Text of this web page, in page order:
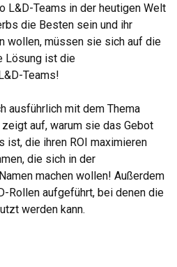
L&D-Teams in der heutigen Welt
die Besten sein und ihr
wollen, müssen sie sich auf die
Lösung ist die
Teams!
ausführlich mit dem Thema
auf, warum sie das Gebot
ist, die ihren ROI maximieren
die sich in der
machen wollen! Außerdem
Rollen aufgeführt, bei denen die
werden kann.